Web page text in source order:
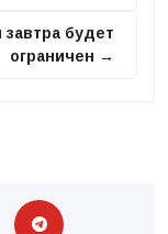
будет
ограничен →